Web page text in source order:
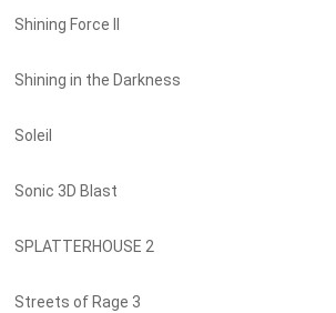
Shining Force II
Shining in the Darkness
Soleil
Sonic 3D Blast
SPLATTERHOUSE 2
Streets of Rage 3